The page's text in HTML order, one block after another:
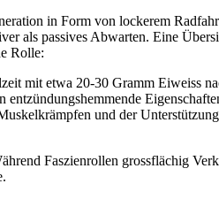
in Form von lockerem
als passives Abwarten. Eine
Rolle:
mit etwa 20-30 Gramm Eiweiss
entzündungshemmende
und der
Faszienrollen grossflächig